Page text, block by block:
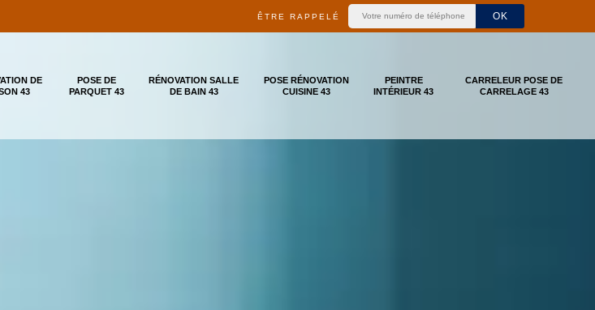
ÊTRE RAPPELÉ
DE
43
POSE DE
PARQUET 43
RÉNOVATION SALLE
DE BAIN 43
POSE RÉNOVATION
CUISINE 43
PEINTRE
INTÉRIEUR 43
CARRELEUR POSE DE
CARRELAGE 43